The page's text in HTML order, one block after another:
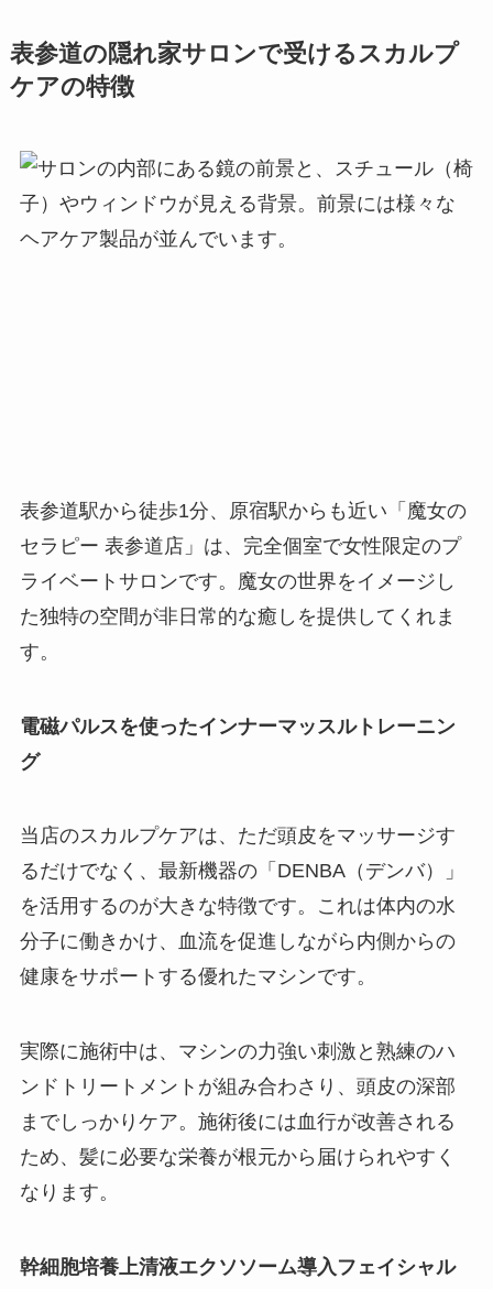
表参道の隠れ家サロンで受けるスカルプ
ケアの特徴
表参道駅から徒歩1分、原宿駅からも近い「魔女の
セラピー 表参道店」は、完全個室で女性限定のプ
ライベートサロンです。魔女の世界をイメージし
た独特の空間が非日常的な癒しを提供してくれま
す。
電磁パルスを使ったインナーマッスルトレーニン
グ
当店のスカルプケアは、ただ頭皮をマッサージす
るだけでなく、最新機器の「DENBA（デンバ）」
を活用するのが大きな特徴です。これは体内の水
分子に働きかけ、血流を促進しながら内側からの
健康をサポートする優れたマシンです。
実際に施術中は、マシンの力強い刺激と熟練のハ
ンドトリートメントが組み合わさり、頭皮の深部
までしっかりケア。施術後には血行が改善される
ため、髪に必要な栄養が根元から届けられやすく
なります。
幹細胞培養上清液エクソソーム導入フェイシャル